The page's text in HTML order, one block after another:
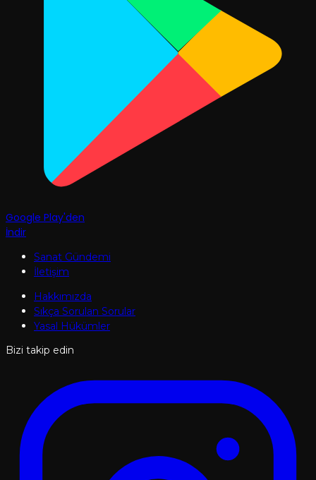
Google Play'den
İndir
Sanat Gündemi
İletişim
Hakkımızda
Sıkça Sorulan Sorular
Yasal Hükümler
Bizi takip edin